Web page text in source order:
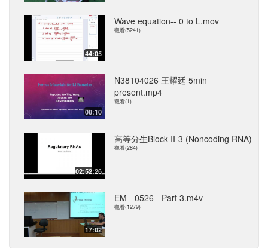
44:05
Wave equation-- 0 to L.mov
觀看(5241)
08:10
N38104026 王耀廷 5min
present.mp4
觀看(1)
02:52:26
高等分生Block II-3 (Noncoding RNA)
觀看(284)
17:02
EM - 0526 - Part 3.m4v
觀看(1279)